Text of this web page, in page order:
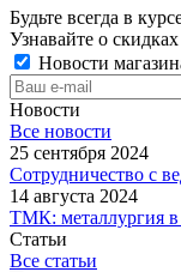
Будьте всегда в
Узнавайте о
Новости
Новости
Все новости
25 сентября 2024
Сотрудничество с
14 августа 2024
ТМК: металлургия
Статьи
Все статьи